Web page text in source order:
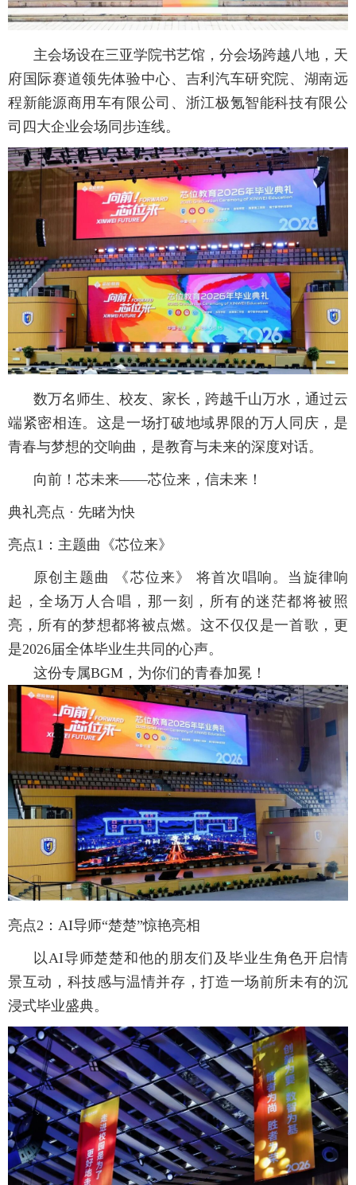
主会场设在三亚学院书艺馆，分会场跨越八地，天
府国际赛道领先体验中心、吉利汽车研究院、湖南远
程新能源商用车有限公司、浙江极氪智能科技有限公
司四大企业会场同步连线。
数万名师生、校友、家长，跨越千山万水，通过云
端紧密相连。这是一场打破地域界限的万人同庆，是
青春与梦想的交响曲，是教育与未来的深度对话。
向前！芯未来——芯位来，信未来！
典礼亮点 · 先睹为快
亮点1 ：主题曲《芯位来》
原创主题曲 《芯位来》 将首次唱响。当旋律响
起，全场万人合唱，那一刻，所有的迷茫都将被照
亮，所有的梦想都将被点燃。这不仅仅是一首歌，更
是2026届全体毕业生共同的心声。
这份专属BGM，为你们的青春加冕！
亮点2 ： AI导师“楚楚”惊艳亮相
以AI导师楚楚和他的朋友们及毕业生角色开启情
景互动，科技感与温情并存，打造一场前所未有的沉
浸式毕业盛典。